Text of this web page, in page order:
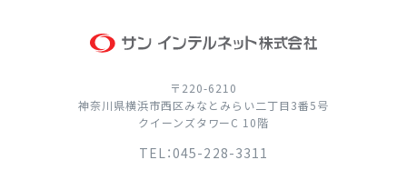
〒220-6210
神奈川県横浜市西区みなとみらい二丁目3番5号
クイーンズタワーC 10階
TEL：045-228-3311